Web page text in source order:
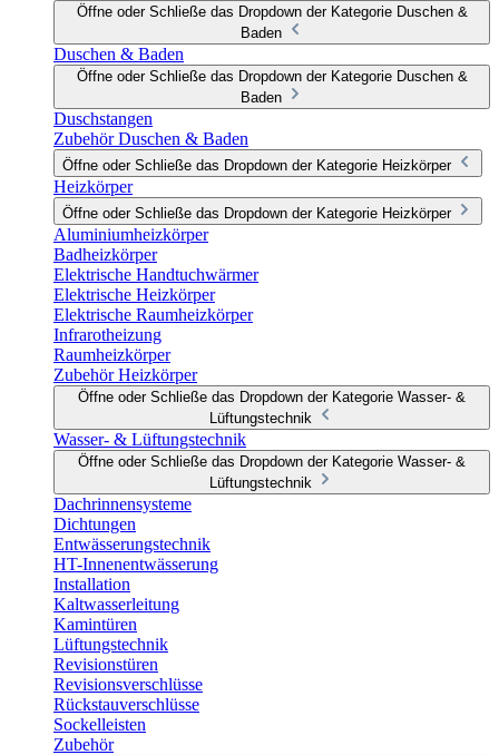
Öffne oder Schließe das Dropdown der Kategorie Duschen &
Baden
Duschen & Baden
Öffne oder Schließe das Dropdown der Kategorie Duschen &
Baden
Duschstangen
Zubehör Duschen & Baden
Öffne oder Schließe das Dropdown der Kategorie Heizkörper
Heizkörper
Öffne oder Schließe das Dropdown der Kategorie Heizkörper
Aluminiumheizkörper
Badheizkörper
Elektrische Handtuchwärmer
Elektrische Heizkörper
Elektrische Raumheizkörper
Infrarotheizung
Raumheizkörper
Zubehör Heizkörper
Öffne oder Schließe das Dropdown der Kategorie Wasser- &
Lüftungstechnik
Wasser- & Lüftungstechnik
Öffne oder Schließe das Dropdown der Kategorie Wasser- &
Lüftungstechnik
Dachrinnensysteme
Dichtungen
Entwässerungstechnik
HT-Innenentwässerung
Installation
Kaltwasserleitung
Kamintüren
Lüftungstechnik
Revisionstüren
Revisionsverschlüsse
Rückstauverschlüsse
Sockelleisten
Zubehör